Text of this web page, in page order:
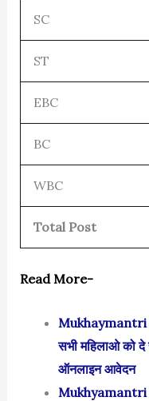
SC
ST
EBC
BC
WBC
Total Post
Read More-
Mukhaymantri
सभी महिलाओ को दे
ऑनलाइन आवेदन
Mukhyamantri